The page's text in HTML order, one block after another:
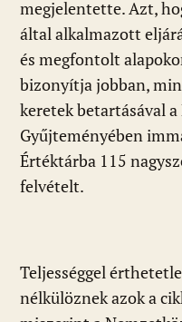
megjelentette. Azt,
által alkalmazott
és megfontolt
bizonyítja jobban,
keretek betartásával
Gyűjteményében
Értéktárba 115
felvételt.
Teljességgel
nélkülöznek azok a